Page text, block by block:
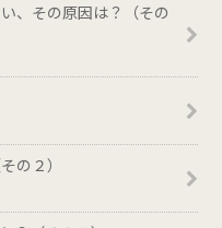
、その原因は？（その
の２）